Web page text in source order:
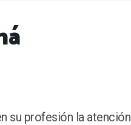
su profesión la